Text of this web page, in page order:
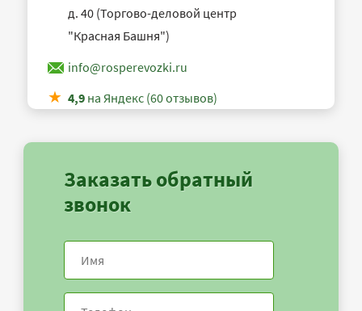
д. 40 (Торгово-деловой центр
"Красная Башня")
info@rosperevozki.ru
4,9 на Яндекс (60 отзывов)
Заказать обратный
звонок